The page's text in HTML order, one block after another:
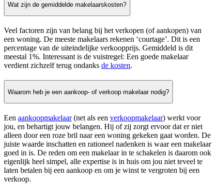
Wat zijn de gemiddelde makelaarskosten?
Veel factoren zijn van belang bij het verkopen (of aankopen) van
een woning. De meeste makelaars rekenen ‘courtage’. Dit is een
percentage van de uiteindelijke verkoopprijs. Gemiddeld is dit
meestal 1%. Interessant is de vuistregel: Een goede makelaar
verdient zichzelf terug ondanks de kosten.
Waarom heb je een aankoop- of verkoop makelaar nodig?
Een aankoopmakelaar(net als een verkoopmakelaar) werkt voor
jou, en behartigt jouw belangen. Hij of zij zorgt ervoor dat er niet
alleen door een roze bril naar een woning gekeken gaat worden. De
juiste waarde inschatten en rationeel nadenken is waar een makelaar
goed in is. De reden om een makelaar in te schakelen is daarom ook
eigenlijk heel simpel, alle expertise is in huis om jou niet teveel te
laten betalen bij een aankoop en om je winst te vergroten bij een
verkoop.